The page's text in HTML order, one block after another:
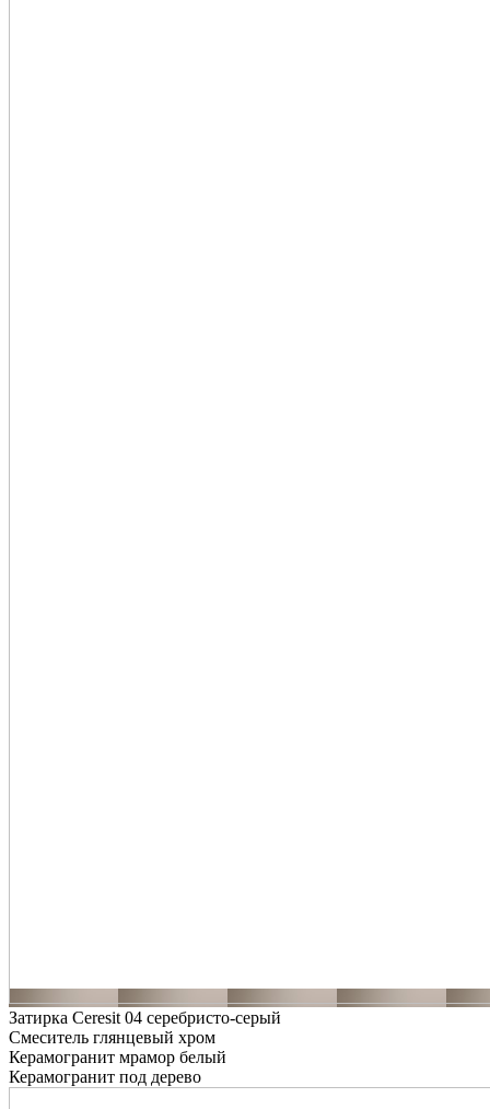
Затирка Ceresit 04 серебристо-серый
Смеситель глянцевый хром
Керамогранит мрамор белый
Керамогранит под дерево